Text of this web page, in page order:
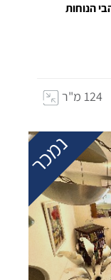
הנוחות
124 מ"ר
נמכר